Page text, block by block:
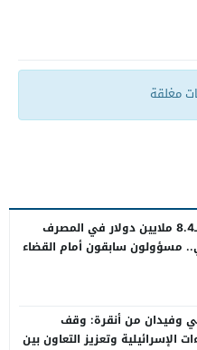
مغلقة
فساد بـ8.4 ملايين دولار في المصرف
مسؤولون سابقون أمام القضاء
وفيدان من أنقرة: وقف
الإسرائيلية وتعزيز التعاون بين